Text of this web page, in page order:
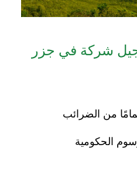
شركة في جزر
من الضرائب
الحكومية